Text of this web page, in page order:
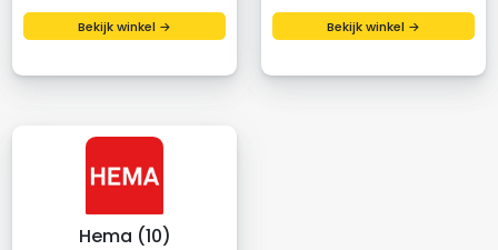
Bekijk winkel → Bekijk winkel →
Hema (10)